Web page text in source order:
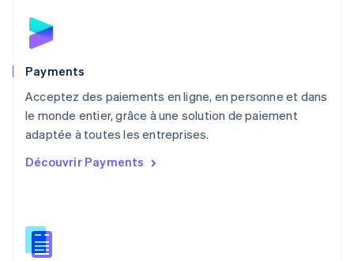
Payments
Acceptez des paiements en ligne, en personne et dans
le monde entier, grâce à une solution de paiement
adaptée à toutes les entreprises.
Découvrir Payments
Norvège
English
English
NederlandsEnglish
Pologne
English
PortuguêsEnglish
English
Roumanie